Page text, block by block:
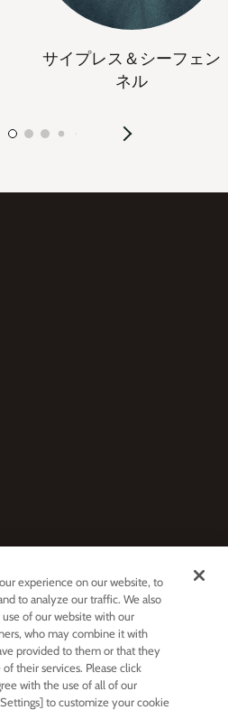
サイプレス＆シーフェン
ネル
ガジン登録
ライバシーポリシーに同意する
友だち追加
experience on our website, to
to analyze our traffic. We also
of our website with our
who may combine it with
provided to them or that they
their services. Please click
with the use of all of our
to customize your cookie